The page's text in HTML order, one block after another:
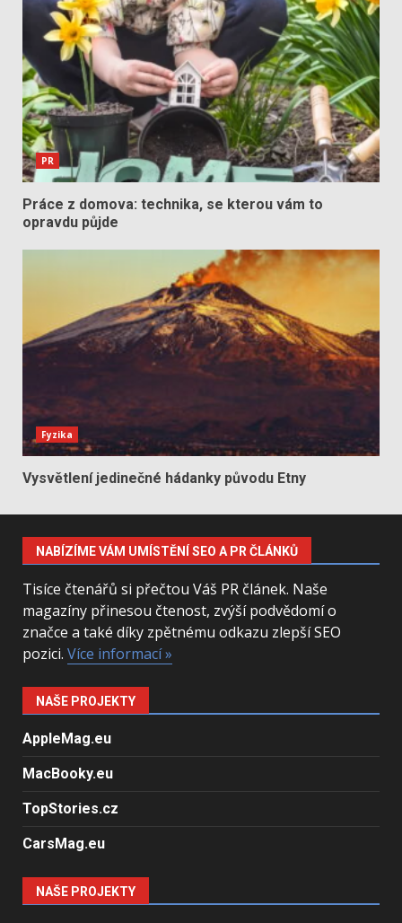
PR
Práce z domova: technika, se kterou vám to
opravdu půjde
Fyzika
Vysvětlení jedinečné hádanky původu Etny
NABÍZÍME VÁM UMÍSTĚNÍ SEO A PR ČLÁNKŮ
Tisíce čtenářů si přečtou Váš PR článek. Naše
magazíny přinesou čtenost, zvýší podvědomí o
značce a také díky zpětnému odkazu zlepší SEO
pozici. Více informací »
NAŠE PROJEKTY
AppleMag.eu
MacBooky.eu
TopStories.cz
CarsMag.eu
NAŠE PROJEKTY